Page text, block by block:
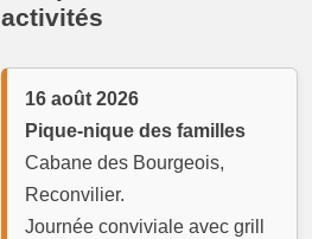
activités
16 août 2026
Pique-nique des familles
Cabane des Bourgeois,
Reconvilier.
Journée conviviale avec grill